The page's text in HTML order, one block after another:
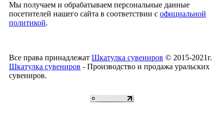
Мы получаем и обрабатываем персональные данные
посетителей нашего сайта в соответствии с официальной
политикой.
Все права принадлежат Шкатулка сувениров © 2015-2021г.
Шкатулка сувениров - Производство и продажа уральских
сувениров.